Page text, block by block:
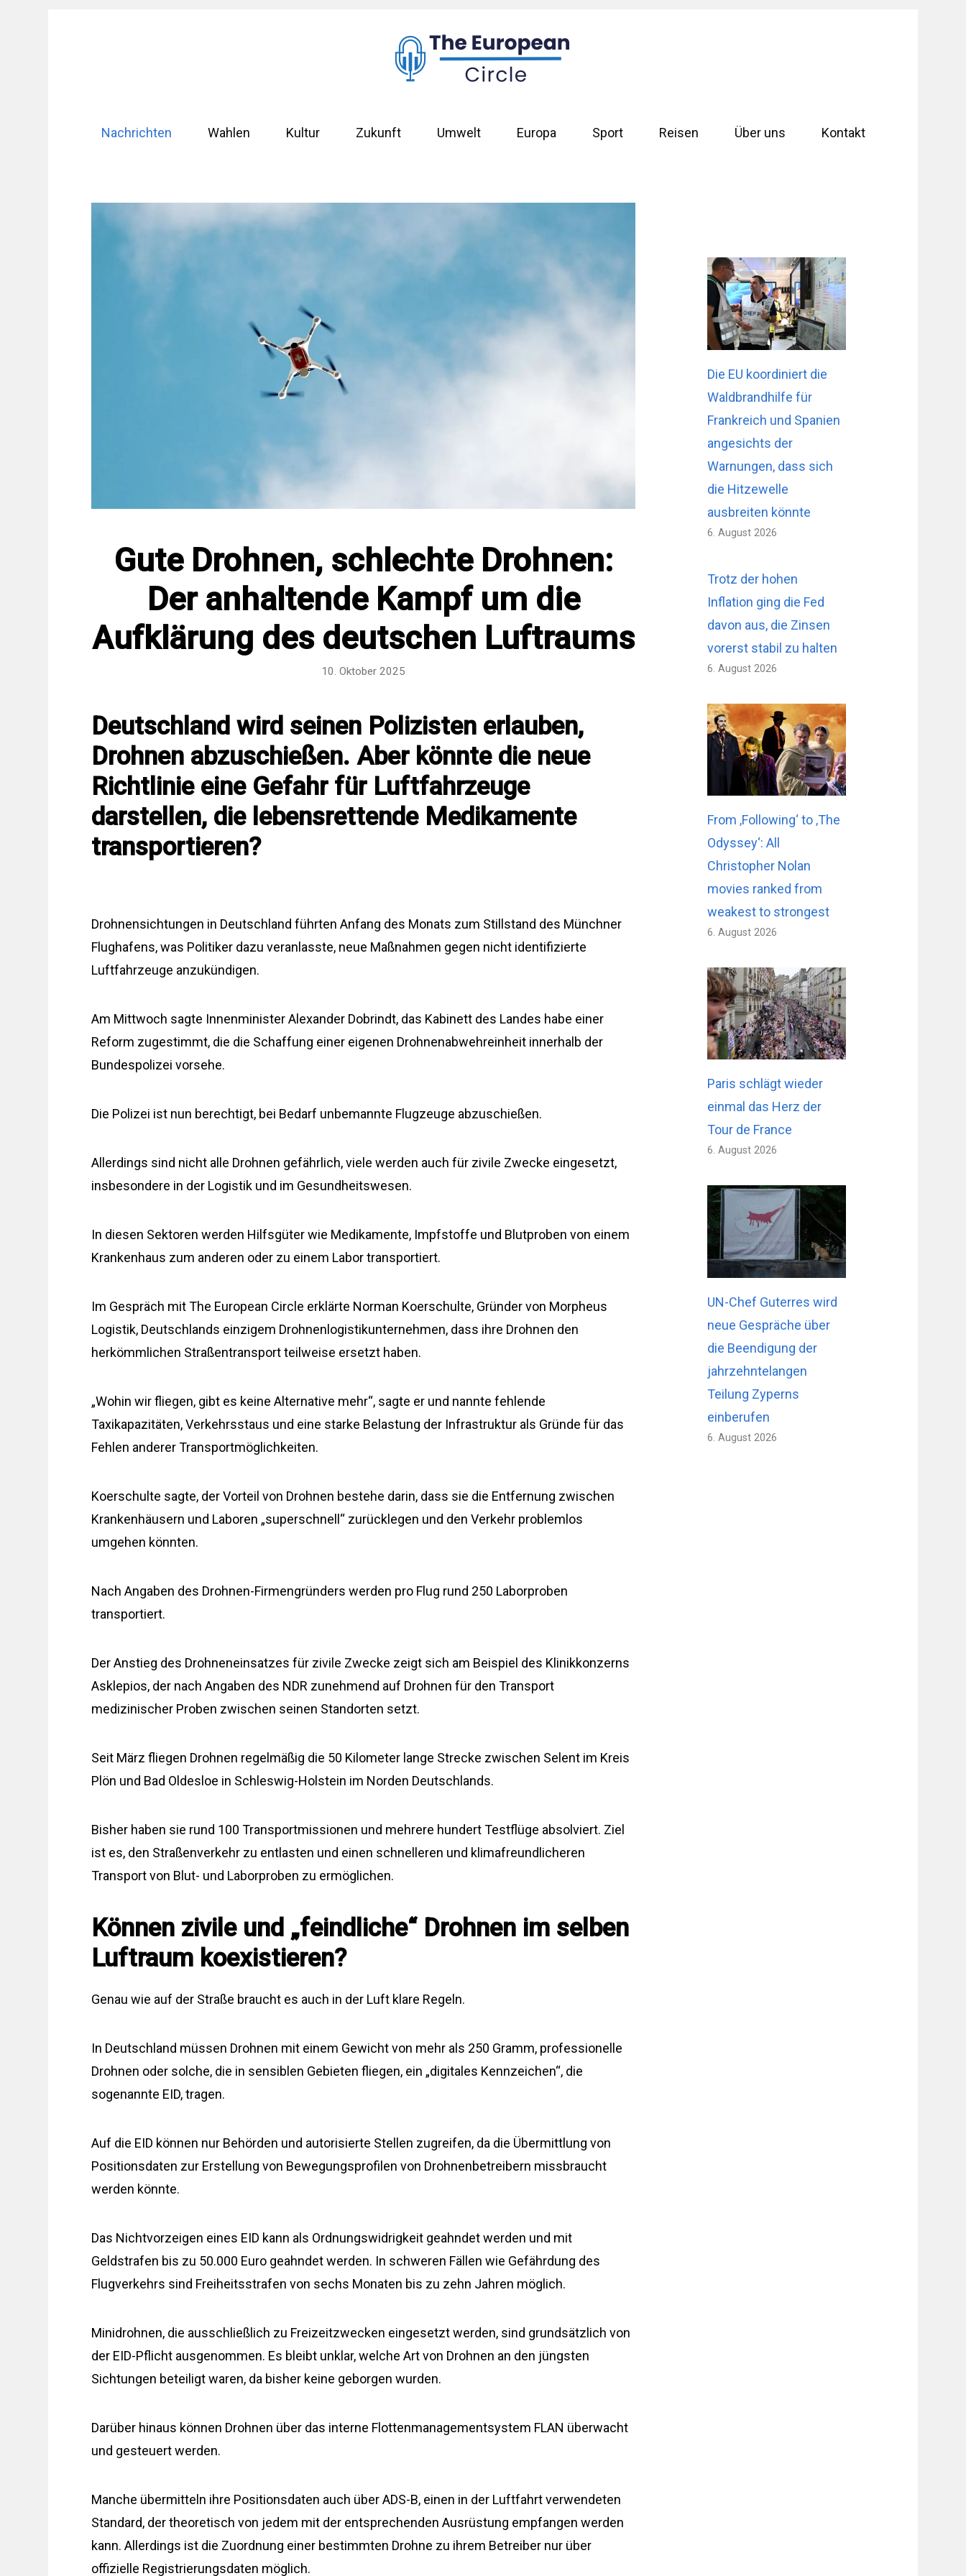
Nachrichten Wahlen Kultur Zukunft Umwelt Europa Sport Reisen Über uns Kontakt
Gute Drohnen, schlechte Drohnen:
Der anhaltende Kampf um die
Aufklärung des deutschen Luftraums
10. Oktober 2025
Deutschland wird seinen Polizisten erlauben,
Drohnen abzuschießen. Aber könnte die neue
Richtlinie eine Gefahr für Luftfahrzeuge
darstellen, die lebensrettende Medikamente
transportieren?
Drohnensichtungen in Deutschland führten Anfang des Monats zum Stillstand des Münchner
Flughafens, was Politiker dazu veranlasste, neue Maßnahmen gegen nicht identifizierte
Luftfahrzeuge anzukündigen.
Am Mittwoch sagte Innenminister Alexander Dobrindt, das Kabinett des Landes habe einer
Reform zugestimmt, die die Schaffung einer eigenen Drohnenabwehreinheit innerhalb der
Bundespolizei vorsehe.
Die Polizei ist nun berechtigt, bei Bedarf unbemannte Flugzeuge abzuschießen.
Allerdings sind nicht alle Drohnen gefährlich, viele werden auch für zivile Zwecke eingesetzt,
insbesondere in der Logistik und im Gesundheitswesen.
In diesen Sektoren werden Hilfsgüter wie Medikamente, Impfstoffe und Blutproben von einem
Krankenhaus zum anderen oder zu einem Labor transportiert.
Im Gespräch mit The European Circle erklärte Norman Koerschulte, Gründer von Morpheus
Logistik, Deutschlands einzigem Drohnenlogistikunternehmen, dass ihre Drohnen den
herkömmlichen Straßentransport teilweise ersetzt haben.
„Wohin wir fliegen, gibt es keine Alternative mehr“, sagte er und nannte fehlende
Taxikapazitäten, Verkehrsstaus und eine starke Belastung der Infrastruktur als Gründe für das
Fehlen anderer Transportmöglichkeiten.
Koerschulte sagte, der Vorteil von Drohnen bestehe darin, dass sie die Entfernung zwischen
Krankenhäusern und Laboren „superschnell“ zurücklegen und den Verkehr problemlos
umgehen könnten.
Nach Angaben des Drohnen-Firmengründers werden pro Flug rund 250 Laborproben
transportiert.
Der Anstieg des Drohneneinsatzes für zivile Zwecke zeigt sich am Beispiel des Klinikkonzerns
Asklepios, der nach Angaben des NDR zunehmend auf Drohnen für den Transport
medizinischer Proben zwischen seinen Standorten setzt.
Seit März fliegen Drohnen regelmäßig die 50 Kilometer lange Strecke zwischen Selent im Kreis
Plön und Bad Oldesloe in Schleswig-Holstein im Norden Deutschlands.
Bisher haben sie rund 100 Transportmissionen und mehrere hundert Testflüge absolviert. Ziel
ist es, den Straßenverkehr zu entlasten und einen schnelleren und klimafreundlicheren
Transport von Blut- und Laborproben zu ermöglichen.
Können zivile und „feindliche“ Drohnen im selben
Luftraum koexistieren?
Genau wie auf der Straße braucht es auch in der Luft klare Regeln.
In Deutschland müssen Drohnen mit einem Gewicht von mehr als 250 Gramm, professionelle
Drohnen oder solche, die in sensiblen Gebieten fliegen, ein „digitales Kennzeichen“, die
sogenannte EID, tragen.
Auf die EID können nur Behörden und autorisierte Stellen zugreifen, da die Übermittlung von
Positionsdaten zur Erstellung von Bewegungsprofilen von Drohnenbetreibern missbraucht
werden könnte.
Das Nichtvorzeigen eines EID kann als Ordnungswidrigkeit geahndet werden und mit
Geldstrafen bis zu 50.000 Euro geahndet werden. In schweren Fällen wie Gefährdung des
Flugverkehrs sind Freiheitsstrafen von sechs Monaten bis zu zehn Jahren möglich.
Minidrohnen, die ausschließlich zu Freizeitzwecken eingesetzt werden, sind grundsätzlich von
der EID-Pflicht ausgenommen. Es bleibt unklar, welche Art von Drohnen an den jüngsten
Sichtungen beteiligt waren, da bisher keine geborgen wurden.
Darüber hinaus können Drohnen über das interne Flottenmanagementsystem FLAN überwacht
und gesteuert werden.
Manche übermitteln ihre Positionsdaten auch über ADS-B, einen in der Luftfahrt verwendeten
Standard, der theoretisch von jedem mit der entsprechenden Ausrüstung empfangen werden
kann. Allerdings ist die Zuordnung einer bestimmten Drohne zu ihrem Betreiber nur über
offizielle Registrierungsdaten möglich.
Die EU koordiniert die
Waldbrandhilfe für
Frankreich und Spanien
angesichts der
Warnungen, dass sich
die Hitzewelle
ausbreiten könnte
6. August 2026
Trotz der hohen
Inflation ging die Fed
davon aus, die Zinsen
vorerst stabil zu halten
6. August 2026
From ‚Following‘ to ‚The
Odyssey‘: All
Christopher Nolan
movies ranked from
weakest to strongest
6. August 2026
Paris schlägt wieder
einmal das Herz der
Tour de France
6. August 2026
UN-Chef Guterres wird
neue Gespräche über
die Beendigung der
jahrzehntelangen
Teilung Zyperns
einberufen
6. August 2026